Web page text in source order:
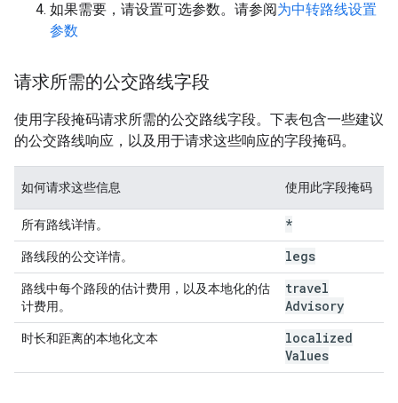
如果需要，请设置可选参数。请参阅为中转路线设置
参数
请求所需的公交路线字段
使用字段掩码请求所需的公交路线字段。下表包含一些建议
的公交路线响应，以及用于请求这些响应的字段掩码。
如何请求这些信息 使用此字段掩码
所有路线详情。 *
路线段的公交详情。 legs
路线中每个路段的估计费用，以及本地化的估
计费用。
travel
Advisory
时长和距离的本地化文本
localized
Values